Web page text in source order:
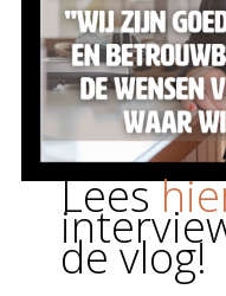
Lees
de vlog!